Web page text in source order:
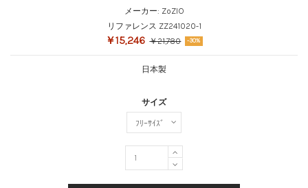
メーカー: ZoZIO
リファレンス ZZ241020-1
￥15,246 ￥21,780 -30%
日本製
サイズ